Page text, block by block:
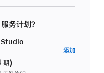
务计划？
Studio
期)
添加